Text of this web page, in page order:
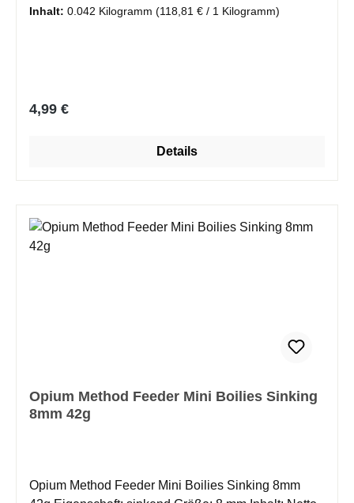
GENLOG sind innovative Köder der neuesten
Boilies im Wasser und sorgen so für eine effektvolle,
unterschiedlichen Gewässern in ganz Europa haben
fängig und zuverlässig – für maximale Fangchancen
Inhalt: 0.042 Kilogramm (118,81 € / 1 Kilogramm)
Regulärer Preis:
4,99 €
Details
Opium Method Feeder Mini Boilies Sinking
8mm 42g
Opium Method Feeder Mini Boilies Sinking 8mm